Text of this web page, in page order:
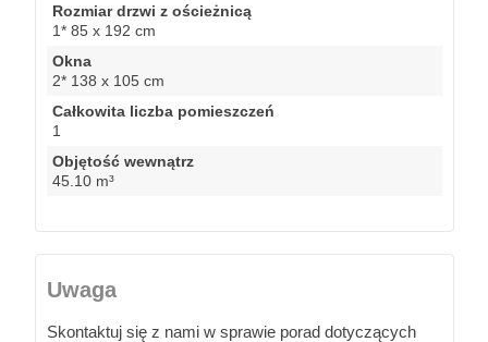
Rozmiar drzwi z ościeżnicą
1* 85 x 192 cm
Okna
2* 138 x 105 cm
Całkowita liczba pomieszczeń
1
Objętość wewnątrz
45.10 m³
Uwaga
Skontaktuj się z nami w sprawie porad dotyczących